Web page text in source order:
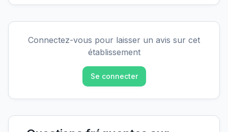
Connectez-vous pour laisser un avis sur cet
établissement
Se connecter